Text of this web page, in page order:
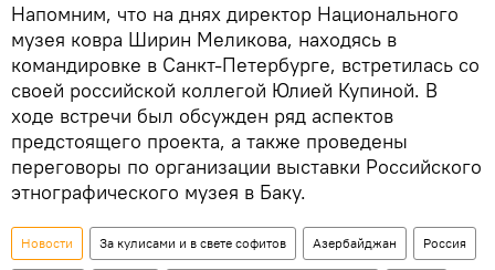
Напомним, что на днях директор Национального
музея ковра Ширин Меликова, находясь в
командировке в Санкт-Петербурге, встретилась со
своей российской коллегой Юлией Купиной. В
ходе встречи был обсужден ряд аспектов
предстоящего проекта, а также проведены
переговоры по организации выставки Российского
этнографического музея в Баку.
Новости За кулисами и в свете софитов Азербайджан Россия